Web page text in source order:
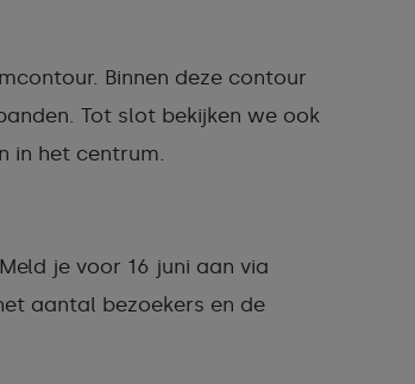
Binnen deze contour
Tot slot bekijken we ook
in het centrum.
je voor 16 juni aan via
aantal bezoekers en de